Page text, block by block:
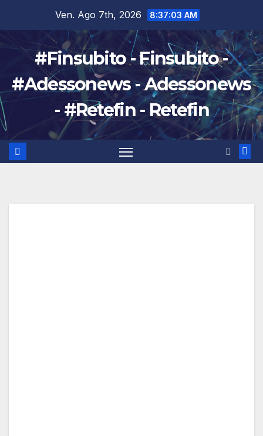
contenuto
Ven. Ago 7th, 2026 8:37:05 AM
#Finsubito - Finsubito -
#Adessonews - Adessonews
- #Retefin - Retefin